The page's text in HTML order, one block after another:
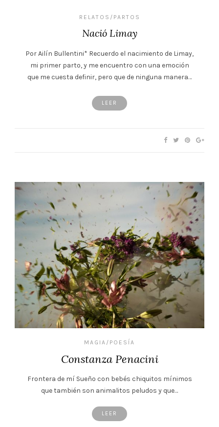
RELATOS/PARTOS
Nació Limay
Por Ailín Bullentini* Recuerdo el nacimiento de Limay,
mi primer parto, y me encuentro con una emoción
que me cuesta definir, pero que de ninguna manera…
LEER
MAGIA/POESÍA
Constanza Penacini
Frontera de mí Sueño con bebés chiquitos mínimos
que también son animalitos peludos y que…
LEER